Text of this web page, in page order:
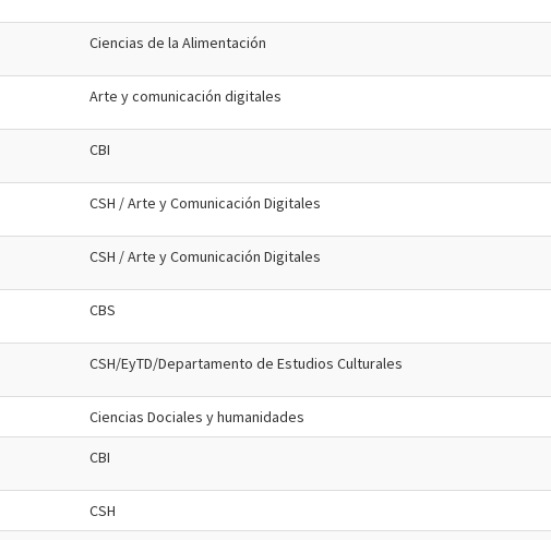
Ciencias de la Alimentación
Arte y comunicación digitales
CBI
CSH / Arte y Comunicación Digitales
CSH / Arte y Comunicación Digitales
CBS
CSH/EyTD/Departamento de Estudios Culturales
Ciencias Dociales y humanidades
CBI
CSH